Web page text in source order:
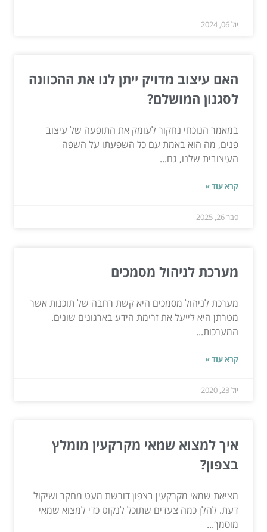
יול 06, 2024
האם עיצוב מדויק ייתן לנו את ההכוונה
לסגנון המושלם?
במאמר הנוכחי נחקור לעומק את התופעה של עיצוב
פנים, מה הוא באמת עם כל השפעתו על השפה
העיצובית שלנו, גם...
קרא עוד »
פבר 26, 2025
מערכת לניהול מסמכים
מערכת לניהול מסמכים היא קשת רחבה של תוכנות אשר
מטרתן היא לייעל את זרימת הידע בארגונים שונים.
המערכות...
קרא עוד »
יול 23, 2020
איך למצוא שמאי מקרקעין מומלץ
בצפון?
מציאת שמאי מקרקעין בצפון דורשת מעט מחקר ושיקול
דעת. להלן כמה צעדים שתוכל לנקוט כדי למצוא שמאי
מוסמך...